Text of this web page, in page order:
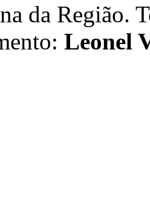
da Região.
Leonel